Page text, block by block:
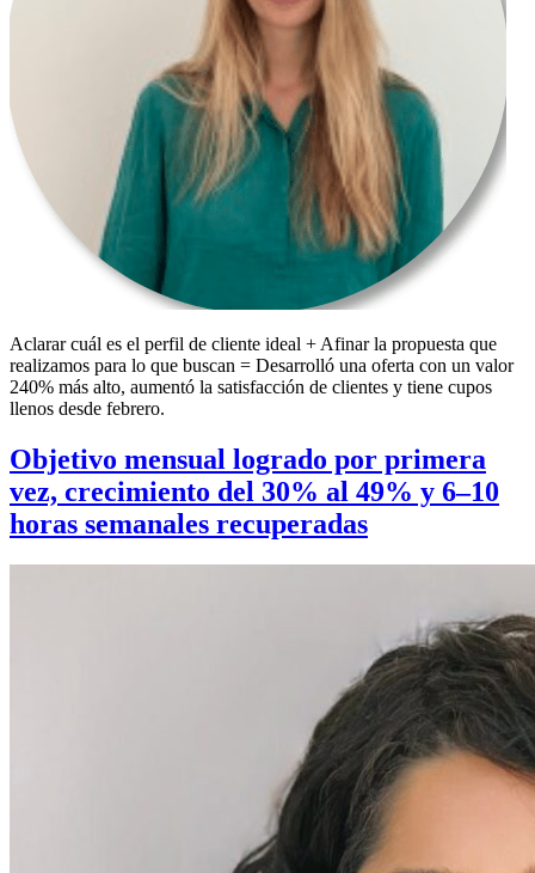
Aclarar cuál es el perfil de cliente ideal + Afinar la propuesta que
realizamos para lo que buscan = Desarrolló una oferta con un valor
240% más alto, aumentó la satisfacción de clientes y tiene cupos
llenos desde febrero.
Objetivo mensual logrado por primera
vez, crecimiento del 30% al 49% y 6–10
horas semanales recuperadas